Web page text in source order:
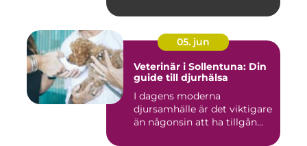
05. jun
Veterinär i Sollentuna: Din
guide till djurhälsa
I dagens moderna
djursamhälle är det viktigare
än någonsin att ha tillgån...